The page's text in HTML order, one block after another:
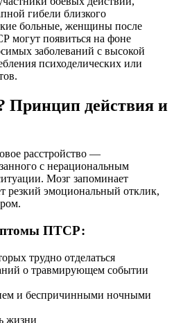
гибели близкого
больные, женщины после
появиться на фоне
заболеваний с высокой
психоделических или
Принцип действия и
расстройство —
с нерациональным
Мозг запоминает
резкий эмоциональный отклик,
ПТСР:
трудно отделаться
о травмирующем событии
и беспричинными ночными
жизни